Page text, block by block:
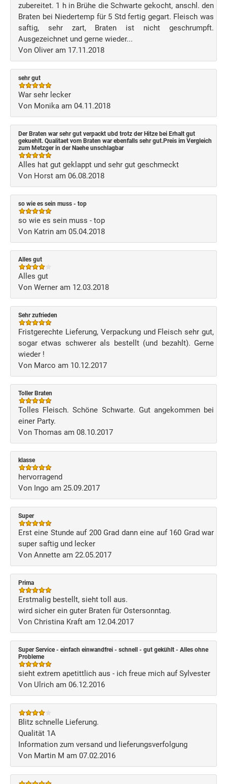
zubereitet. 1 h in Brühe die Schwarte gekocht, anschl. den
Braten bei Niedertemp für 5 Std fertig gegart. Fleisch was
saftig, sehr zart, Braten ist nicht geschrumpft.
Ausgezeichnet und gerne wieder...
Von Oliver am 17.11.2018
sehr gut
War sehr lecker
Von Monika am 04.11.2018
Der Braten war sehr gut verpackt ubd trotz der Hitze bei Erhalt gut
gekuehlt. Qualitaet vom Braten war ebenfalls sehr gut.Preis im Vergleich
zum Metzger in der Naehe unschlagbar
Alles hat gut geklappt und sehr gut geschmeckt
Von Horst am 06.08.2018
so wie es sein muss - top
so wie es sein muss - top
Von Katrin am 05.04.2018
Alles gut
Alles gut
Von Werner am 12.03.2018
Sehr zufrieden
Fristgerechte Lieferung, Verpackung und Fleisch sehr gut,
sogar etwas schwerer als bestellt (und bezahlt). Gerne
wieder !
Von Marco am 10.12.2017
Toller Braten
Tolles Fleisch. Schöne Schwarte. Gut angekommen bei
einer Party.
Von Thomas am 08.10.2017
klasse
hervorragend
Von Ingo am 25.09.2017
Super
Erst eine Stunde auf 200 Grad dann eine auf 160 Grad war
super saftig und lecker
Von Annette am 22.05.2017
Prima
Erstmalig bestellt, sieht toll aus.
wird sicher ein guter Braten für Ostersonntag.
Von Christina Kraft am 12.04.2017
Super Service - einfach einwandfrei - schnell - gut gekühlt - Alles ohne
Probleme
sieht extrem apetittlich aus - ich freue mich auf Sylvester
Von Ulrich am 06.12.2016
Blitz schnelle Lieferung.
Qualität 1A
Information zum versand und lieferungsverfolgung
Von Martin M am 07.02.2016